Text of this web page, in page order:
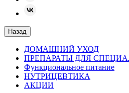
Назад
ДОМАШНИЙ УХОД
ПРЕПАРАТЫ ДЛЯ
Функциональное питание
НУТРИЦЕВТИКА
АКЦИИ